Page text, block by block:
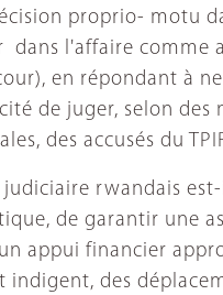
proprio- motu
dans l'affaire comme
en répondant à
de juger, selon des
des accusés du
judiciaire rwandais
de garantir une
appui financier
indigent, des